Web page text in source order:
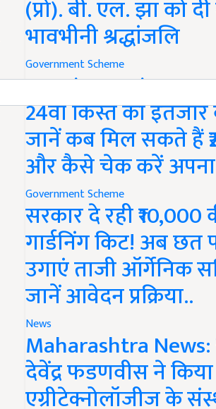
(प्रो). बी. एल. झा को
भावभीनी श्रद्धांजलि
Government Scheme
PM Kisan Yojana
24वीं किस्त का इंतजार
जानें कब मिल सकते हैं
और कैसे चेक करें
Government Scheme
सरकार दे रही ₹10,000
गार्डनिंग किट! अब छत
उगाएं ताजी ऑर्गेनिक
जानें आवेदन प्रक्रिया..
News
Maharashtra
देवेंद्र फडणवीस ने किया
एग्रीटेक्नोलॉजीज के